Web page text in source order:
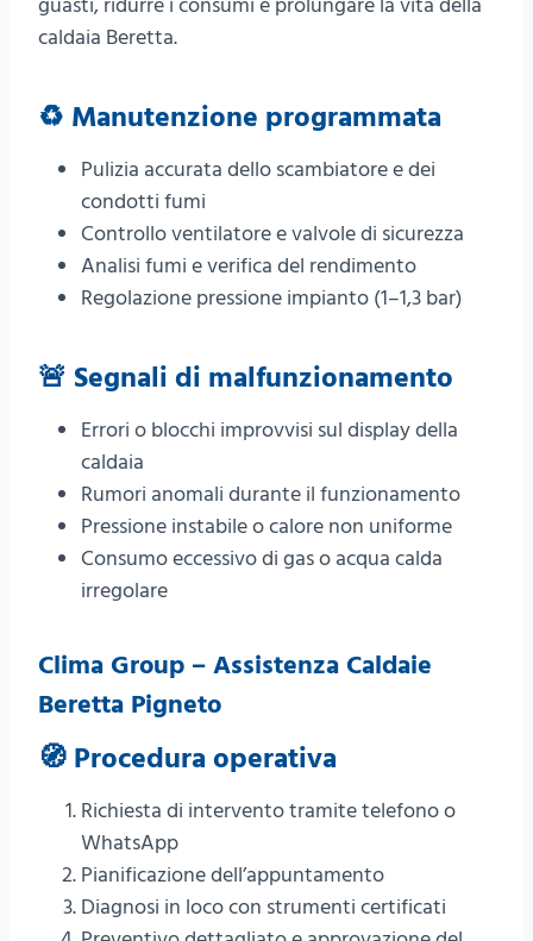
caldaia Beretta.
♻️ Manutenzione programmata
Pulizia accurata dello scambiatore e dei
condotti fumi
Controllo ventilatore e valvole di sicurezza
Analisi fumi e verifica del rendimento
Regolazione pressione impianto (1–1,3 bar)
🚨 Segnali di malfunzionamento
Errori o blocchi improvvisi sul display della
caldaia
Rumori anomali durante il funzionamento
Pressione instabile o calore non uniforme
Consumo eccessivo di gas o acqua calda
irregolare
Clima Group – Assistenza Caldaie
Beretta Pigneto
🧭 Procedura operativa
Richiesta di intervento tramite telefono o
WhatsApp
Pianificazione dell’appuntamento
Diagnosi in loco con strumenti certificati